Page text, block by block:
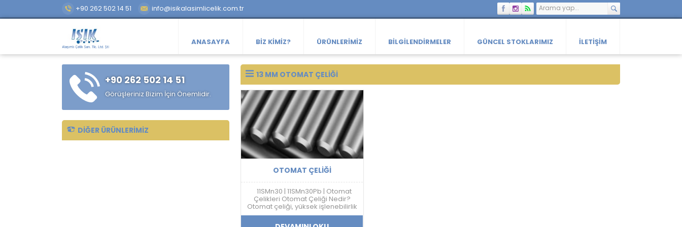
+90 262 502 14 51 info@isikalasimlicelik.com.tr
ANASAYFA BIZ KIMIZ? ÜRÜNLERIMIZ BILGILENDIRMELER GÜNCEL STOKLARIMIZ İLETIŞIM
13 MM OTOMAT ÇELIĞI
OTOMAT ÇELIĞI
11SMn30 | 11SMn30Pb | Otomat
Çelikleri Otomat Çeliği Nedir?
Otomat çeliği, yüksek işlenebilirlik
özelliği sayesinde talaşlı imalat
sektöründe kullanılan özel bir
+90 262 502 14 51
Görüşleriniz Bizim İçin Önemlidir.
DIĞER ÜRÜNLERIMIZ